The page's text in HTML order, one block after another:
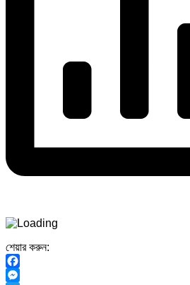
শেয়ার করুন:
Facebook